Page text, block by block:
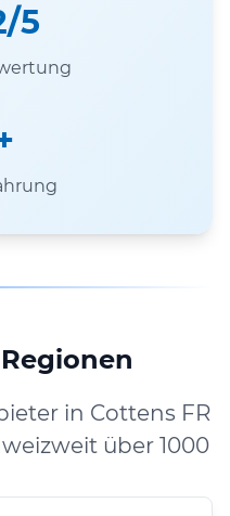
5
in Cottens FR
über 1000